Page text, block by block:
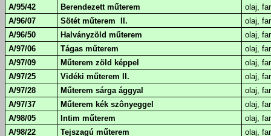
A/95/42
Berendezett műterem
olaj,
A/96/07
Sötét műterem II.
olaj,
A/96/50
Halványzöld műterem
olaj,
A/97/06
Tágas műterem
olaj,
A/97/09
Műterem zöld képpel
olaj,
A/97/25
Vidéki műterem II.
olaj,
A/97/28
Műterem sárga ággyal
olaj,
A/97/37
Műterem kék szônyeggel
olaj,
A/98/05
Intim műterem
olaj,
A/98/22
Tejszagú műterem
olaj,